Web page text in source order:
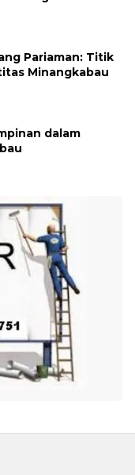
Pariaman: Titik
Minangkabau
dalam